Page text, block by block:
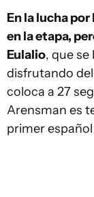
En la lucha
en la etapa,
Eulalio, que
disfrutando
coloca a 27
Arensman es
primer español